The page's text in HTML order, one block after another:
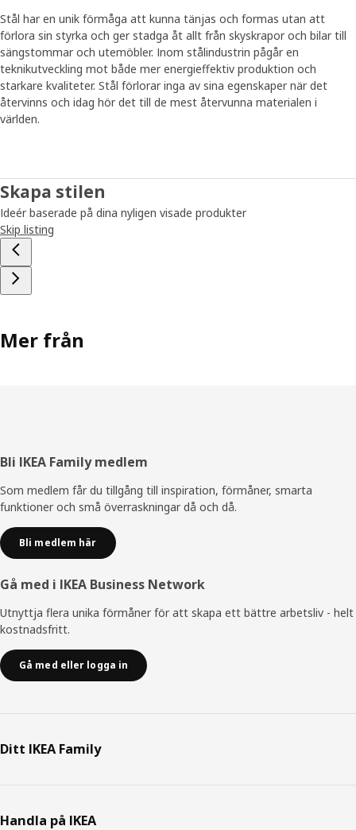
Stål har en unik förmåga att kunna tänjas och formas utan att
förlora sin styrka och ger stadga åt allt från skyskrapor och bilar till
sängstommar och utemöbler. Inom stålindustrin pågår en
teknikutveckling mot både mer energieffektiv produktion och
starkare kvaliteter. Stål förlorar inga av sina egenskaper när det
återvinns och idag hör det till de mest återvunna materialen i
världen.
Skapa stilen
Ideér baserade på dina nyligen visade produkter
Skip listing
Mer från
Sidfot
Bli IKEA Family medlem
Som medlem får du tillgång till inspiration, förmåner, smarta
funktioner och små överraskningar då och då.
Bli medlem här
Gå med i IKEA Business Network
Utnyttja flera unika förmåner för att skapa ett bättre arbetsliv - helt
kostnadsfritt.
Gå med eller logga in
Ditt IKEA Family
Handla på IKEA